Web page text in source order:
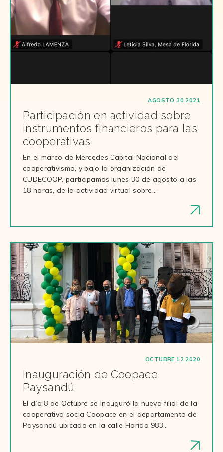
AGOSTO 30 2021
Participación en actividad sobre
instrumentos financieros para las
cooperativas
En el marco de Mercedes Capital Nacional del
cooperativismo, y bajo la organización de
CUDECOOP, participamos lunes 30 de agosto a las
18 horas, de la actividad virtual sobre…
OCTUBRE 12 2020
Inauguración de Coopace
Paysandú
El día 8 de Octubre se inauguró la nueva filial de la
cooperativa socia Coopace en el departamento de
Paysandú ubicado en la calle Florida 983…